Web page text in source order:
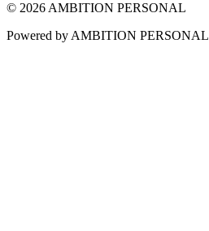
© 2026 AMBITION PERSONAL
Powered by AMBITION PERSONAL